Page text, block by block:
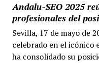
Andalu-SEO 2025
profesionales del
Sevilla, 17 de mayo de
celebrado en el icónico
ha consolidado su